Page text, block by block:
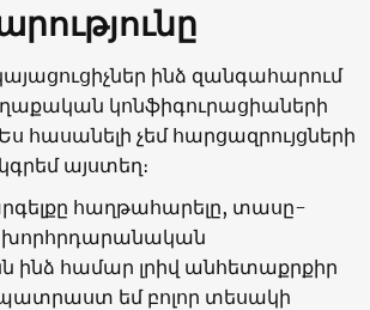
ինձ զանգահարում
կոնֆիգուրացիաների
հասանելի չեմ հարցազրույցների
այստեղ։
հաղթահարելը, տասը-
խորհրդարանական
ինձ համար լրիվ անհետաքրքիր
պատրաստ եմ բոլոր տեսակի